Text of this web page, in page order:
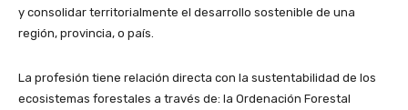
y consolidar territorialmente el desarrollo sostenible de una
región, provincia, o país.
La profesión tiene relación directa con la sustentabilidad de los
ecosistemas forestales a través de: la Ordenación Forestal